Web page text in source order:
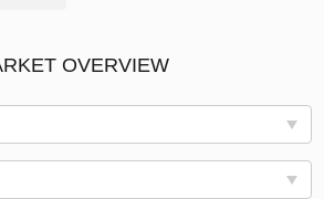
OVERVIEW